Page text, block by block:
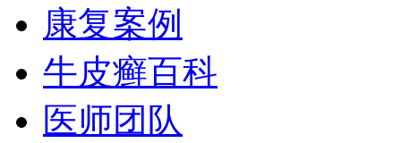
康复案例
牛皮癣百科
医师团队